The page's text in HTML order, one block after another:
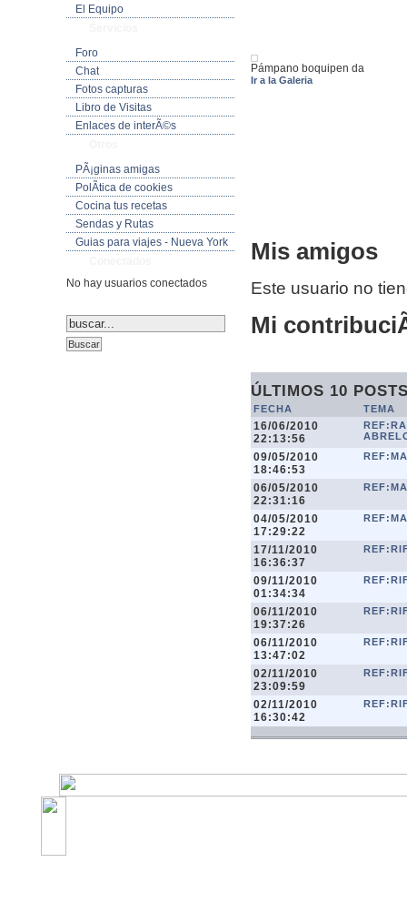
El Equipo
Foro
Chat
Fotos capturas
Libro de Visitas
Enlaces de interÃ©s
PÃ¡ginas amigas
PolÃ­tica de cookies
Cocina tus recetas
Sendas y Rutas
Guias para viajes - Nueva York
No hay usuarios conectados
Pámpano boquipen da
Ir a la Galeria
Mis amigos
Este usuario no
Mi
ÚLTIMOS 10
FECHA TEMA
16/06/2010
22:13:56
09/05/2010
18:46:53
06/05/2010
22:31:16
04/05/2010
17:29:22
17/11/2010
16:36:37
09/11/2010
01:34:34
06/11/2010
19:37:26
06/11/2010
13:47:02
02/11/2010
23:09:59
02/11/2010
16:30:42